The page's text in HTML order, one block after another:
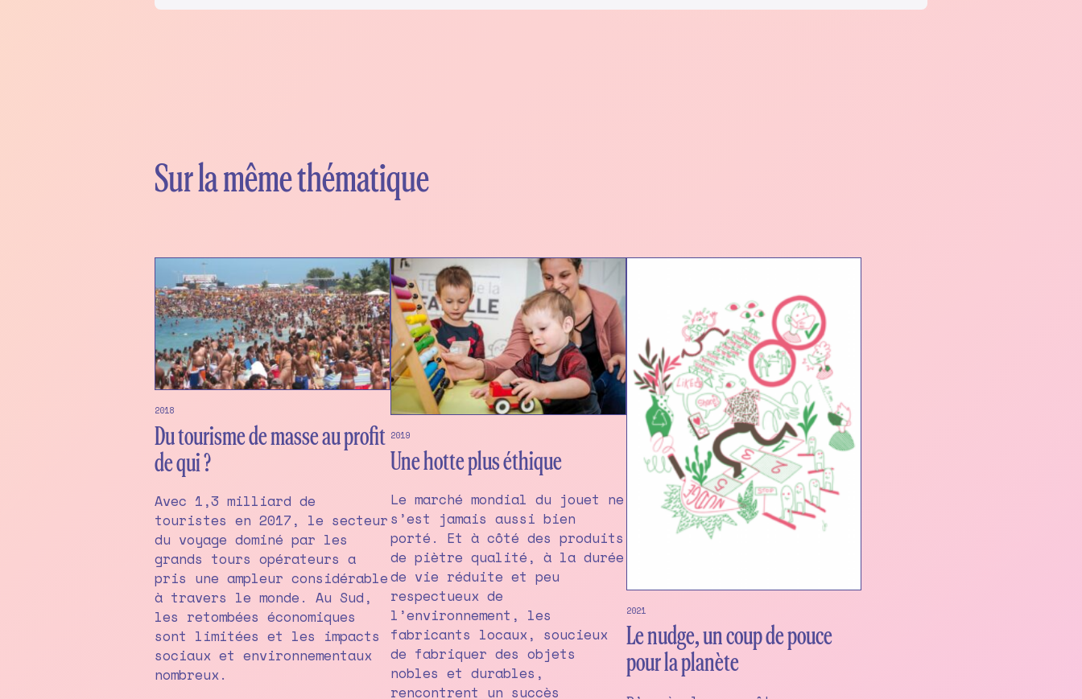
Sur la même thématique
2018
Du tourisme de masse au profit
de qui ?
Avec 1,3 milliard de
touristes en 2017, le secteur
du voyage dominé par les
grands tours opérateurs a
pris une ampleur considérable
à travers le monde. Au Sud,
les retombées économiques
sont limitées et les impacts
sociaux et environnementaux
nombreux.
2019
Une hotte plus éthique
Le marché mondial du jouet ne
s’est jamais aussi bien
porté. Et à côté des produits
de piètre qualité, à la durée
de vie réduite et peu
respectueux de
l’environnement, les
fabricants locaux, soucieux
de fabriquer des objets
nobles et durables,
rencontrent un succès
2021
Le nudge, un coup de pouce
pour la planète